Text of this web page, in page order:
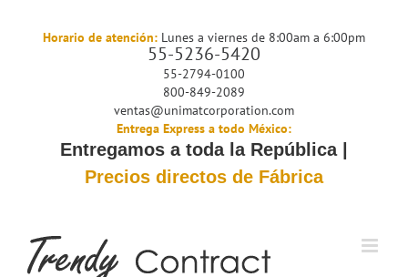
Horario de atención: Lunes a viernes de 8:00am a 6:00pm
55-5236-5420
55-2794-0100
800-849-2089
ventas@unimatcorporation.com
Entrega Express a todo México:
Entregamos a toda la República |
Precios directos de Fábrica